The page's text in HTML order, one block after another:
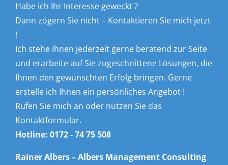
Habe ich Ihr Interesse geweckt ?
Dann zögern Sie nicht – Kontaktieren Sie mich jetzt
!
Ich stehe Ihnen jederzeit gerne beratend zur Seite
und erarbeite auf Sie zugeschnittene Lösungen, die
Ihnen den gewünschten Erfolg bringen. Gerne
erstelle ich Ihnen ein persönliches Angebot !
Rufen Sie mich an oder nutzen Sie das
Kontaktformular.
Hotline: 0172 - 74 75 508
Rainer Albers – Albers Management Consulting